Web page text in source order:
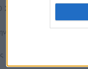
σε επιβάτη κατά την
διενέργεια
τη διενέργεια